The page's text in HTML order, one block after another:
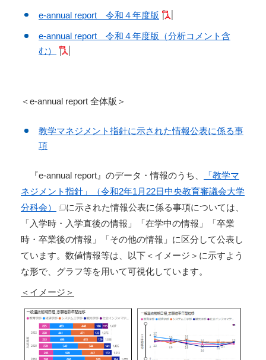
e-annual report 令和４年度版
e-annual report 令和４年度版（分析コメント含
む）
＜e-annual report 全体版＞
教学マネジメント指針に示された情報公表に係る事
項
『e-annual report』のデータ・情報のうち、
「教学マ
ネジメント指針」（令和2年1月22日中央教育審議会大学
分科会）
に示された情報公表に係る事項については、
「入学時・入学直後の情報」「在学中の情報」「卒業
時・卒業後の情報」「その他の情報」に区分して公表し
ています。数値情報等は、以下＜イメージ＞に示すよう
な形で、グラフ等を用いて可視化しています。
＜イメージ＞